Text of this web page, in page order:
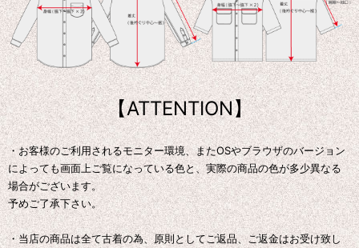
【ATTENTION】
・お客様のご利用されるモニター環境、またOSやブラウザのバージョン
によっても画面上ご覧になっている色と、実際の商品の色が多少異なる
場合がございます。
予めご了承下さい。
・当店の商品は全て古着の為、原則としてご返品、ご返金はお受け致し